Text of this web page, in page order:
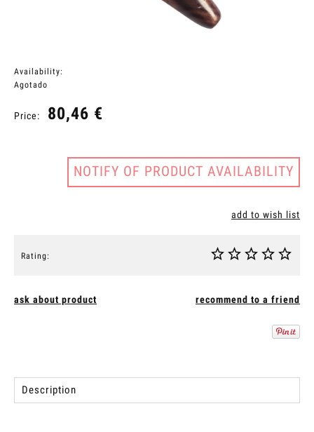
Availability:
Agotado
Price: 80,46 €
NOTIFY OF PRODUCT AVAILABILITY
add to wish list
Rating:
ask about product recommend to a friend
Description